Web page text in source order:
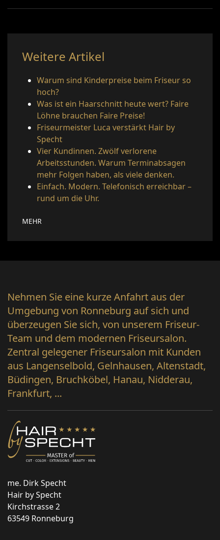
Weitere Artikel
Warum sind Kinderpreise beim Friseur so
hoch?
Was ist ein Haarschnitt heute wert? Faire
Löhne brauchen Faire Preise!
Friseurmeister Luca verstärkt Hair by
Specht
Vier Kundinnen. Zwölf verlorene
Arbeitsstunden. Warum Terminabsagen
mehr Folgen haben, als viele denken.
Einfach. Modern. Telefonisch erreichbar –
rund um die Uhr.
MEHR
Nehmen Sie eine kurze Anfahrt aus der
Umgebung von Ronneburg auf sich und
überzeugen Sie sich, von unserem Friseur-
Team und dem modernen Friseursalon.
Zentral gelegener Friseursalon mit Kunden
aus Langenselbold, Gelnhausen, Altenstadt,
Büdingen, Bruchköbel, Hanau, Nidderau,
Frankfurt, ...
me. Dirk Specht
Hair by Specht
Kirchstrasse 2
63549 Ronneburg